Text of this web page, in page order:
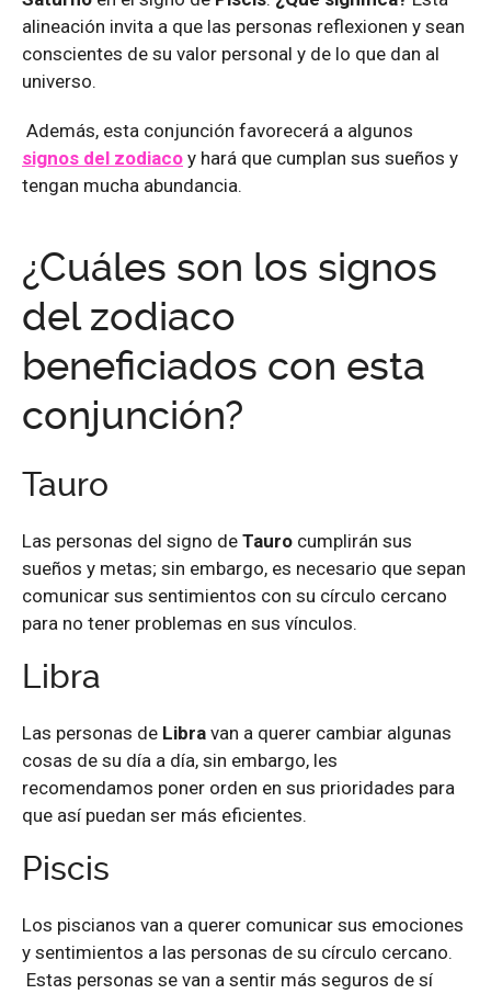
alineación invita a que las personas reflexionen y sean
conscientes de su valor personal y de lo que dan al
universo.
Además, esta conjunción favorecerá a algunos
signos del zodiaco y hará que cumplan sus sueños y
tengan mucha abundancia.
¿Cuáles son los signos
del zodiaco
beneficiados con esta
conjunción?
Tauro
Las personas del signo de Tauro cumplirán sus
sueños y metas; sin embargo, es necesario que sepan
comunicar sus sentimientos con su círculo cercano
para no tener problemas en sus vínculos.
Libra
Las personas de Libra van a querer cambiar algunas
cosas de su día a día, sin embargo, les
recomendamos poner orden en sus prioridades para
que así puedan ser más eficientes.
Piscis
Los piscianos van a querer comunicar sus emociones
y sentimientos a las personas de su círculo cercano.
Estas personas se van a sentir más seguros de sí